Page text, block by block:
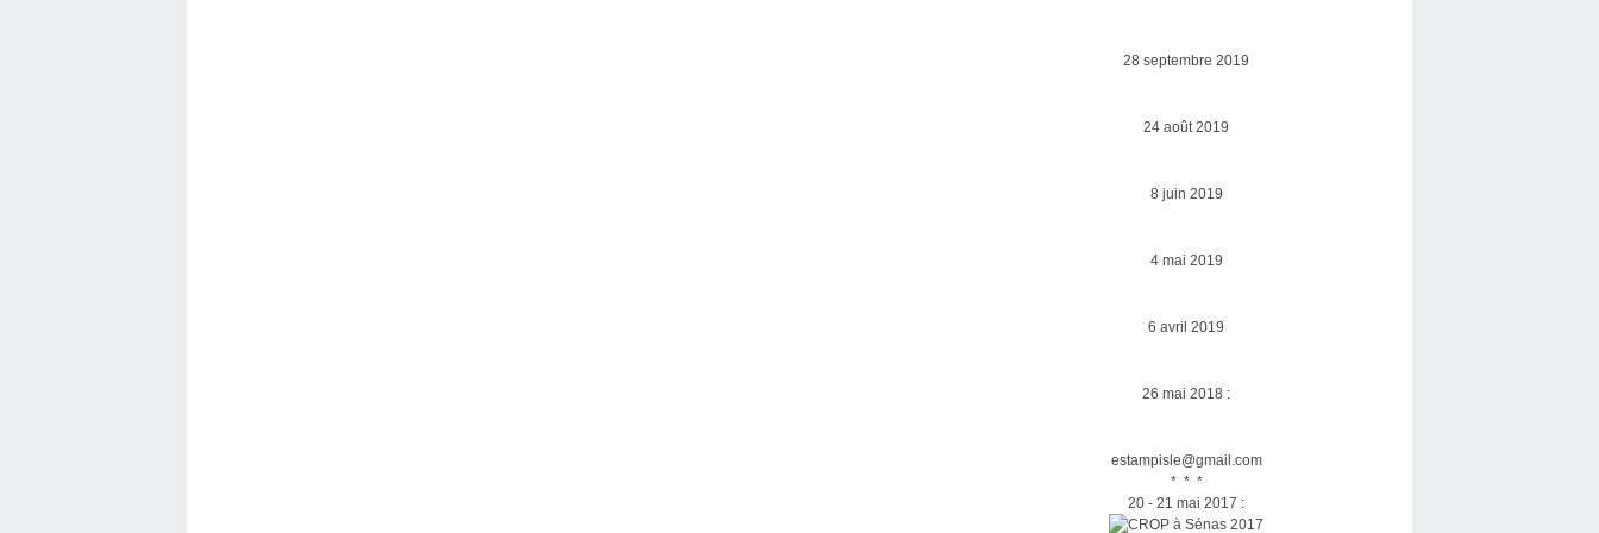
28 septembre 2019
24 août 2019
8 juin 2019
4 mai 2019
6 avril 2019
26 mai 2018 :
estampisle@gmail.com
* * *
20 - 21 mai 2017 :